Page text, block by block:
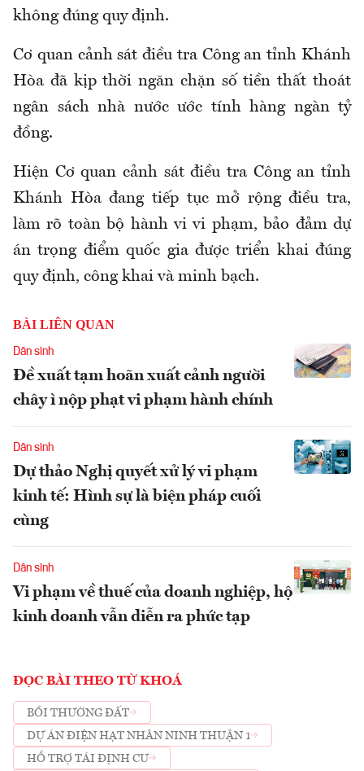
không đúng quy định.
Cơ quan cảnh sát điều tra Công an tỉnh Khánh
Hòa đã kịp thời ngăn chặn số tiền thất thoát
ngân sách nhà nước ước tính hàng ngàn tỷ
đồng.
Hiện Cơ quan cảnh sát điều tra Công an tỉnh
Khánh Hòa đang tiếp tục mở rộng điều tra,
làm rõ toàn bộ hành vi vi phạm, bảo đảm dự
án trọng điểm quốc gia được triển khai đúng
quy định, công khai và minh bạch.
BÀI LIÊN QUAN
Dân sinh
Đề xuất tạm hoãn xuất cảnh người
chây ì nộp phạt vi phạm hành chính
Dân sinh
Dự thảo Nghị quyết xử lý vi phạm
kinh tế: Hình sự là biện pháp cuối
cùng
Dân sinh
Vi phạm về thuế của doanh nghiệp, hộ
kinh doanh vẫn diễn ra phức tạp
ĐỌC BÀI THEO TỪ KHOÁ
BỒI THƯỜNG ĐẤT
DỰ ÁN ĐIỆN HẠT NHÂN NINH THUẬN 1
HỖ TRỢ TÁI ĐỊNH CƯ